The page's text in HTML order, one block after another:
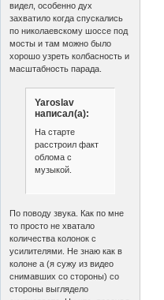
видел, особенно дух
захватило когда спускались
по николаевскому шоссе под
мосты и там можно было
хорошо узреть колбасность и
масштабность парада.
Yaroslav
написал(а):
На старте
расстроил факт
облома с
музыкой.
По поводу звука. Как по мне
то просто не хватало
количества колонок с
усилителями. Не знаю как в
колоне а (я сужу из видео
снимавших со стороны) со
стороны выглядело